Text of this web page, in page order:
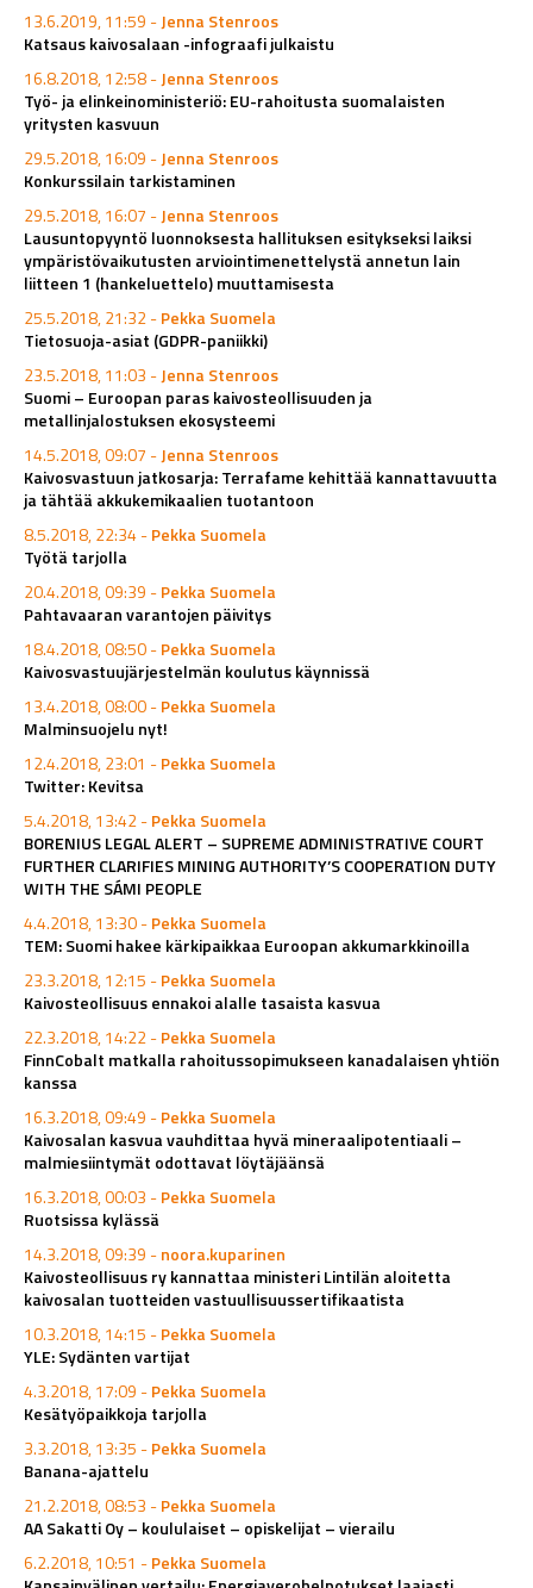
13.6.2019, 11:59 -Jenna Stenroos
Katsaus kaivosalaan -infograafi julkaistu
16.8.2018, 12:58 -Jenna Stenroos
Työ- ja elinkeinoministeriö: EU-rahoitusta suomalaisten
yritysten kasvuun
29.5.2018, 16:09 -Jenna Stenroos
Konkurssilain tarkistaminen
29.5.2018, 16:07 -Jenna Stenroos
Lausuntopyyntö luonnoksesta hallituksen esitykseksi laiksi
ympäristövaikutusten arviointimenettelystä annetun lain
liitteen 1 (hankeluettelo) muuttamisesta
25.5.2018, 21:32 -Pekka Suomela
Tietosuoja-asiat (GDPR-paniikki)
23.5.2018, 11:03 -Jenna Stenroos
Suomi – Euroopan paras kaivosteollisuuden ja
metallinjalostuksen ekosysteemi
14.5.2018, 09:07 -Jenna Stenroos
Kaivosvastuun jatkosarja: Terrafame kehittää kannattavuutta
ja tähtää akkukemikaalien tuotantoon
8.5.2018, 22:34 -Pekka Suomela
Työtä tarjolla
20.4.2018, 09:39 -Pekka Suomela
Pahtavaaran varantojen päivitys
18.4.2018, 08:50 -Pekka Suomela
Kaivosvastuujärjestelmän koulutus käynnissä
13.4.2018, 08:00 -Pekka Suomela
Malminsuojelu nyt!
12.4.2018, 23:01 -Pekka Suomela
Twitter: Kevitsa
5.4.2018, 13:42 -Pekka Suomela
BORENIUS LEGAL ALERT – SUPREME ADMINISTRATIVE COURT
FURTHER CLARIFIES MINING AUTHORITY’S COOPERATION DUTY
WITH THE SÁMI PEOPLE
4.4.2018, 13:30 -Pekka Suomela
TEM: Suomi hakee kärkipaikkaa Euroopan akkumarkkinoilla
23.3.2018, 12:15 -Pekka Suomela
Kaivosteollisuus ennakoi alalle tasaista kasvua
22.3.2018, 14:22 -Pekka Suomela
FinnCobalt matkalla rahoitussopimukseen kanadalaisen yhtiön
kanssa
16.3.2018, 09:49 -Pekka Suomela
Kaivosalan kasvua vauhdittaa hyvä mineraalipotentiaali –
malmiesiintymät odottavat löytäjäänsä
16.3.2018, 00:03 -Pekka Suomela
Ruotsissa kylässä
14.3.2018, 09:39 -noora.kuparinen
Kaivosteollisuus ry kannattaa ministeri Lintilän aloitetta
kaivosalan tuotteiden vastuullisuussertifikaatista
10.3.2018, 14:15 -Pekka Suomela
YLE: Sydänten vartijat
4.3.2018, 17:09 -Pekka Suomela
Kesätyöpaikkoja tarjolla
3.3.2018, 13:35 -Pekka Suomela
Banana-ajattelu
21.2.2018, 08:53 -Pekka Suomela
AA Sakatti Oy – koululaiset – opiskelijat – vierailu
6.2.2018, 10:51 -Pekka Suomela